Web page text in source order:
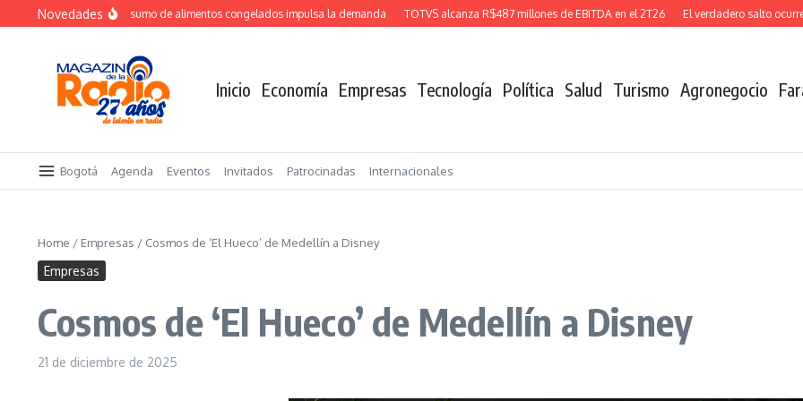
Saltar al contenido
Novedades
Crecimiento del consumo de alimentos congelados impulsa la demanda TOTVS alcanza R$487 millones de EBITDA en el 2T26 El verdadero salto ocurre
Inicio Economía Empresas Tecnología Política Salud Turismo Agronegocio
Bogotá Agenda Eventos Invitados Patrocinadas Internacionales
Home / Empresas / Cosmos de ‘El Hueco’ de Medellín a Disney
Empresas
Cosmos de ‘El Hueco’ de Medellín a Disney
21 de diciembre de 2025